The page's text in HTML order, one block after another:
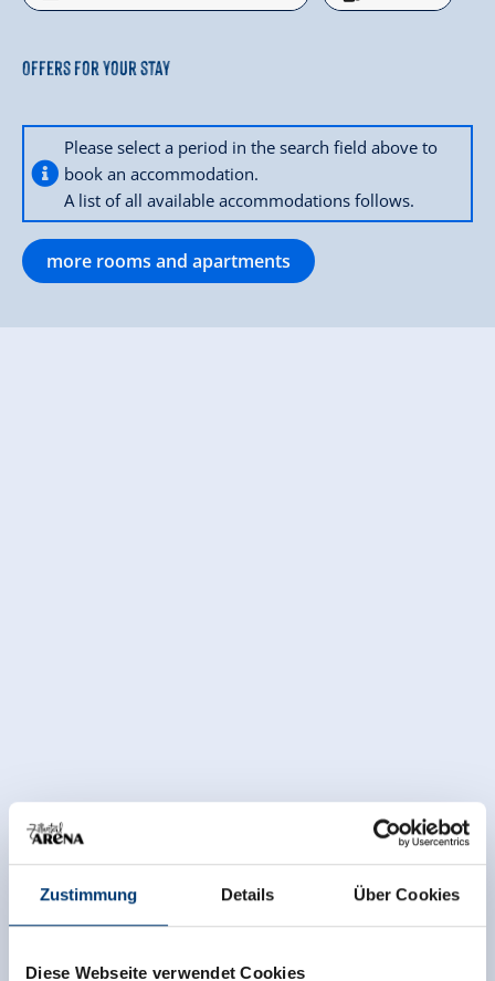
Zustimmung Details Über Cookies
Diese Webseite verwendet Cookies
Offers for your stay
Please select a period in the search field above to
book an accommodation.
A list of all available accommodations follows.
more rooms and apartments
Facilities of Provider
🜉